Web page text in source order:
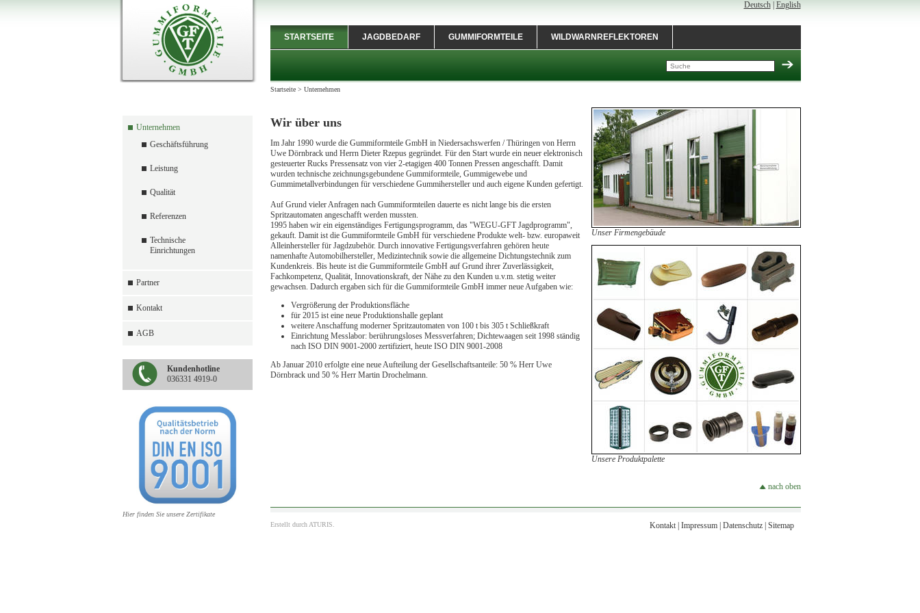
Unternehmen
Geschäftsführung
Leistung
Qualität
Referenzen
Technische
Einrichtungen
Partner
Kontakt
AGB
Kundenhotline
036331 4919-0
Hier finden Sie unsere Zertifikate
Deutsch| English
STARTSEITE JAGDBEDARF GUMMIFORMTEILE WILDWARNREFLEKTOREN
Startseite> Unternehmen
Unser Firmengebäude
Unsere Produktpalette
Wir über uns
Im Jahr 1990 wurde die Gummiformteile GmbH in Niedersachswerfen / Thüringen von Herrn
Uwe Dörnbrack und Herrn Dieter Rzepus gegründet. Für den Start wurde ein neuer elektronisch
gesteuerter Rucks Pressensatz von vier 2-etagigen 400 Tonnen Pressen angeschafft. Damit
wurden technische zeichnungsgebundene Gummiformteile, Gummigewebe und
Gummimetallverbindungen für verschiedene Gummihersteller und auch eigene Kunden gefertigt.
Auf Grund vieler Anfragen nach Gummiformteilen dauerte es nicht lange bis die ersten
Spritzautomaten angeschafft werden mussten.
1995 haben wir ein eigenständiges Fertigungsprogramm, das "WEGU-GFT Jagdprogramm",
gekauft. Damit ist die Gummiformteile GmbH für verschiedene Produkte welt- bzw. europaweit
Alleinhersteller für Jagdzubehör. Durch innovative Fertigungsverfahren gehören heute
namenhafte Automobilhersteller, Medizintechnik sowie die allgemeine Dichtungstechnik zum
Kundenkreis. Bis heute ist die Gummiformteile GmbH auf Grund ihrer Zuverlässigkeit,
Fachkompetenz, Qualität, Innovationskraft, der Nähe zu den Kunden u.v.m. stetig weiter
gewachsen. Dadurch ergaben sich für die Gummiformteile GmbH immer neue Aufgaben wie:
Vergrößerung der Produktionsfläche
für 2015 ist eine neue Produktionshalle geplant
weitere Anschaffung moderner Spritzautomaten von 100 t bis 305 t Schließkraft
Einrichtung Messlabor: berührungsloses Messverfahren; Dichtewaagen seit 1998 ständig
nach ISO DIN 9001-2000 zertifiziert, heute ISO DIN 9001-2008
Ab Januar 2010 erfolgte eine neue Aufteilung der Gesellschaftsanteile: 50 % Herr Uwe
Dörnbrack und 50 % Herr Martin Drochelmann.
nach oben
Erstellt durch ATURIS. Kontakt| Impressum| Datenschutz| Sitemap